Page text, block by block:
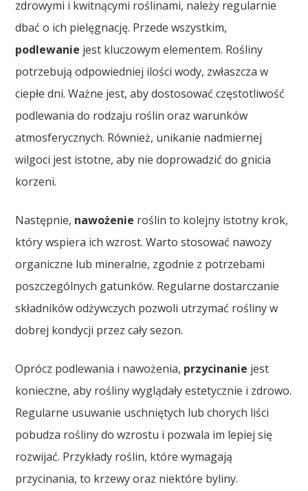
zdrowymi i kwitnącymi roślinami, należy regularnie
dbać o ich pielęgnację. Przede wszystkim,
podlewanie jest kluczowym elementem. Rośliny
potrzebują odpowiedniej ilości wody, zwłaszcza w
ciepłe dni. Ważne jest, aby dostosować częstotliwość
podlewania do rodzaju roślin oraz warunków
atmosferycznych. Również, unikanie nadmiernej
wilgoci jest istotne, aby nie doprowadzić do gnicia
korzeni.
Następnie, nawożenie roślin to kolejny istotny krok,
który wspiera ich wzrost. Warto stosować nawozy
organiczne lub mineralne, zgodnie z potrzebami
poszczególnych gatunków. Regularne dostarczanie
składników odżywczych pozwoli utrzymać rośliny w
dobrej kondycji przez cały sezon.
Oprócz podlewania i nawożenia, przycinanie jest
konieczne, aby rośliny wyglądały estetycznie i zdrowo.
Regularne usuwanie uschniętych lub chorych liści
pobudza rośliny do wzrostu i pozwala im lepiej się
rozwijać. Przykłady roślin, które wymagają
przycinania, to krzewy oraz niektóre byliny.